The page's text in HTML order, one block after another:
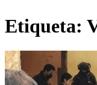
Etiqueta: